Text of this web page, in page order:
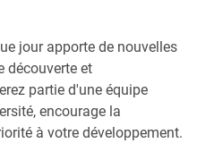
jour apporte de nouvelles
découverte et
partie d'une équipe
encourage la
à votre développement.